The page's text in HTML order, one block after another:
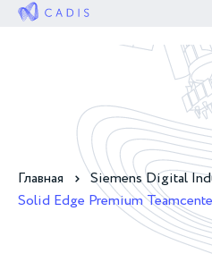
Главная
Siemens Digital
Solid Edge Premium